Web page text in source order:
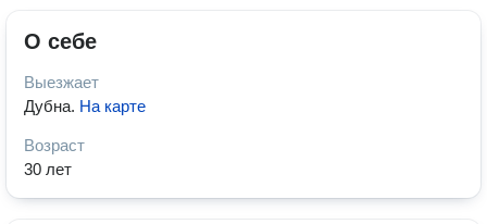
О себе
Выезжает
Дубна. На карте
Возраст
30 лет